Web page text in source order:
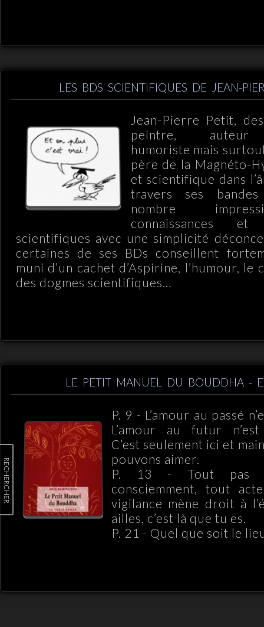
LES BDS SCIENTIFIQUES DE JEAN-
Jean-Pierre Petit,
peintre, auteur
humoriste mais
père de la Magnéto-
et scientifique dans
travers ses
nombre
connaissances
scientifiques avec une simplicité
certaines de ses BDs conseillent
muni d’un cachet d’Aspirine, l’humour, le
des dogmes scientifiques…
LE PETIT MANUEL DU BOUDDHA -
P. 9 - L’amour au passé
L’amour au futur n’est
C’est seulement ici et
pouvons aimer.
P. 13 - Tout pas
consciemment, tout
vigilance mène droit à
ailles, c’est là que tu es.
P. 21 - Quel que soit le
RECHERCHER